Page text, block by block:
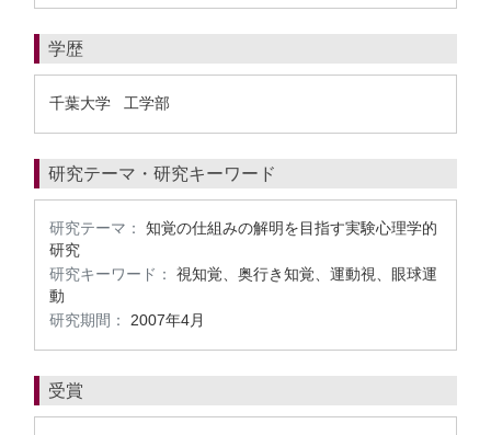
学歴
千葉大学 工学部
研究テーマ・研究キーワード
研究テーマ：
知覚の仕組みの解明を目指す実験心理学的
研究
研究キーワード：
視知覚、奥行き知覚、運動視、眼球運
動
研究期間：
2007年4月
受賞